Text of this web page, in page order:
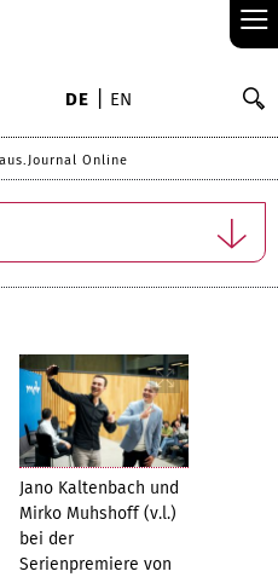
≡
DE EN
Online
Jano Kaltenbach und
Mirko Muhshoff (v.l.)
bei der
Serienpremiere von